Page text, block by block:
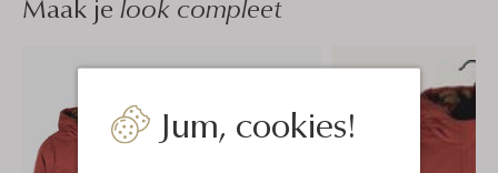
Jum, cookies!
Maak je look compleet